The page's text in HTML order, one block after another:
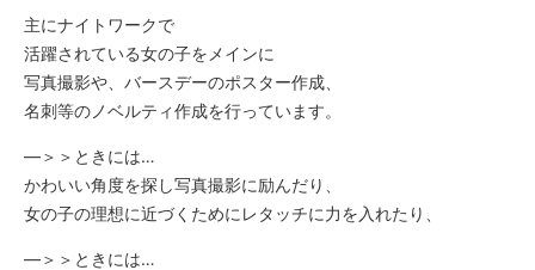
主にナイトワークで
活躍されている女の子をメインに
写真撮影や、バースデーのポスター作成、
名刺等のノベルティ作成を行っています。
―＞＞ときには…
かわいい角度を探し写真撮影に励んだり、
女の子の理想に近づくためにレタッチに力を入れたり、
―＞＞ときには…